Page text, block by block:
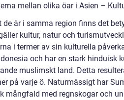
mellan olika öar i Asien –
de är i samma region finns det
kultur, natur och
i termer av sin kulturella
och har en stark hinduisk
muslimskt land. Detta
på varje ö. Naturmässigt har
mångfald med regnskogar och